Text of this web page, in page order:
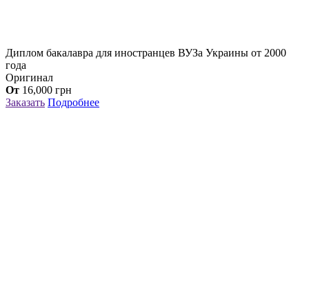
Диплом бакалавра для иностранцев ВУЗа Украины от 2000
года
Оригинал
От 16,000 грн
Заказать Подробнее